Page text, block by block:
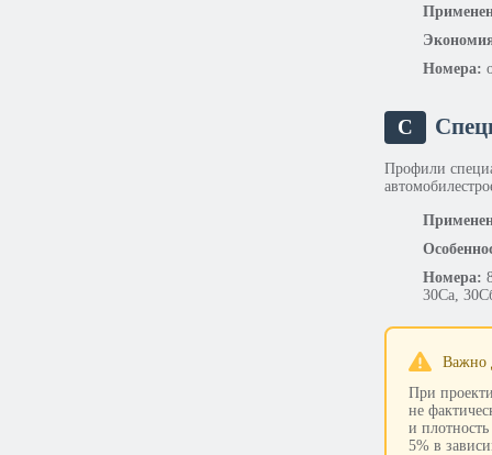
Номера:
С
Профили
Номера:
30Са,
Важно
При
не
и
5% в